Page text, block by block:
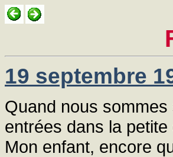
19 septembre
Quand nous
entrées dans la
Mon enfant, encore